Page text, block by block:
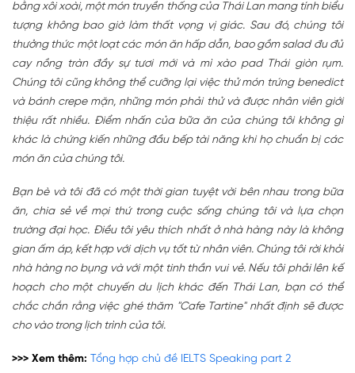
bằng xôi xoài, một món truyền thống của Thái Lan mang tính biểu
tượng không bao giờ làm thất vọng vị giác. Sau đó, chúng tôi
thưởng thức một loạt các món ăn hấp dẫn, bao gồm salad đu đủ
cay nồng tràn đầy sự tươi mới và mì xào pad Thái giòn rụm.
Chúng tôi cũng không thể cưỡng lại việc thử món trứng benedict
và bánh crepe mặn, những món phải thử và được nhân viên giới
thiệu rất nhiều. Điểm nhấn của bữa ăn của chúng tôi không gì
khác là chứng kiến những đầu bếp tài năng khi họ chuẩn bị các
món ăn của chúng tôi.
Bạn bè và tôi đã có một thời gian tuyệt vời bên nhau trong bữa
ăn, chia sẻ về mọi thứ trong cuộc sống chúng tôi và lựa chọn
trường đại học. Điều tôi yêu thích nhất ở nhà hàng này là không
gian ấm áp, kết hợp với dịch vụ tốt từ nhân viên. Chúng tôi rời khỏi
nhà hàng no bụng và với một tinh thần vui vẻ. Nếu tôi phải lên kế
hoạch cho một chuyến du lịch khác đến Thái Lan, bạn có thể
chắc chắn rằng việc ghé thăm "Cafe Tartine" nhất định sẽ được
cho vào trong lịch trình của tôi.
>>> Xem thêm: Tổng hợp chủ đề IELTS Speaking part 2